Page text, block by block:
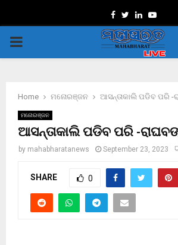
Facebook
TwitterLinkedin
PRIMARY
Home ମନୋରଞ୍ଜନ ଆସନ୍ତାକାଲି ପଡିବ ପରି -
ମନୋରଞ୍ଜନ
ଆସନ୍ତାକାଲି ପଡିବ ପରି -
by mahabharatanews September 23, 2023
SHARE 0